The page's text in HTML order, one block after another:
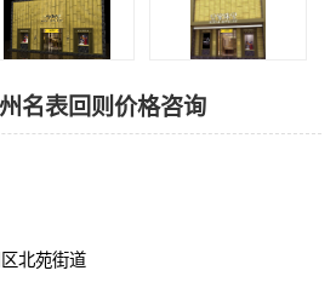
名表回则价格咨询
北苑街道